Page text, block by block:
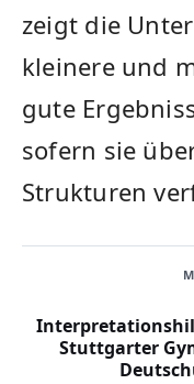
zeigt die
kleinere und
gute
sofern sie
Strukturen
Stuttgarter